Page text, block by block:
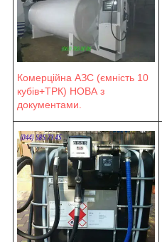
Комерційна АЗС (ємність 10
кубів+ТРК) НОВА з
документами.